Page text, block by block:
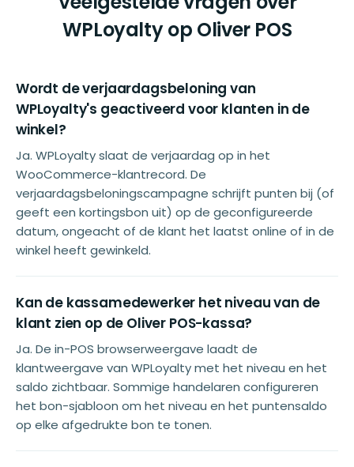
WPLoyalty op Oliver POS
Wordt de verjaardagsbeloning van
WPLoyalty's geactiveerd voor klanten in de
winkel?
Ja. WPLoyalty slaat de verjaardag op in het
WooCommerce-klantrecord. De
verjaardagsbeloningscampagne schrijft punten bij (of
geeft een kortingsbon uit) op de geconfigureerde
datum, ongeacht of de klant het laatst online of in de
winkel heeft gewinkeld.
Kan de kassamedewerker het niveau van de
klant zien op de Oliver POS-kassa?
Ja. De in-POS browserweergave laadt de
klantweergave van WPLoyalty met het niveau en het
saldo zichtbaar. Sommige handelaren configureren
het bon-sjabloon om het niveau en het puntensaldo
op elke afgedrukte bon te tonen.